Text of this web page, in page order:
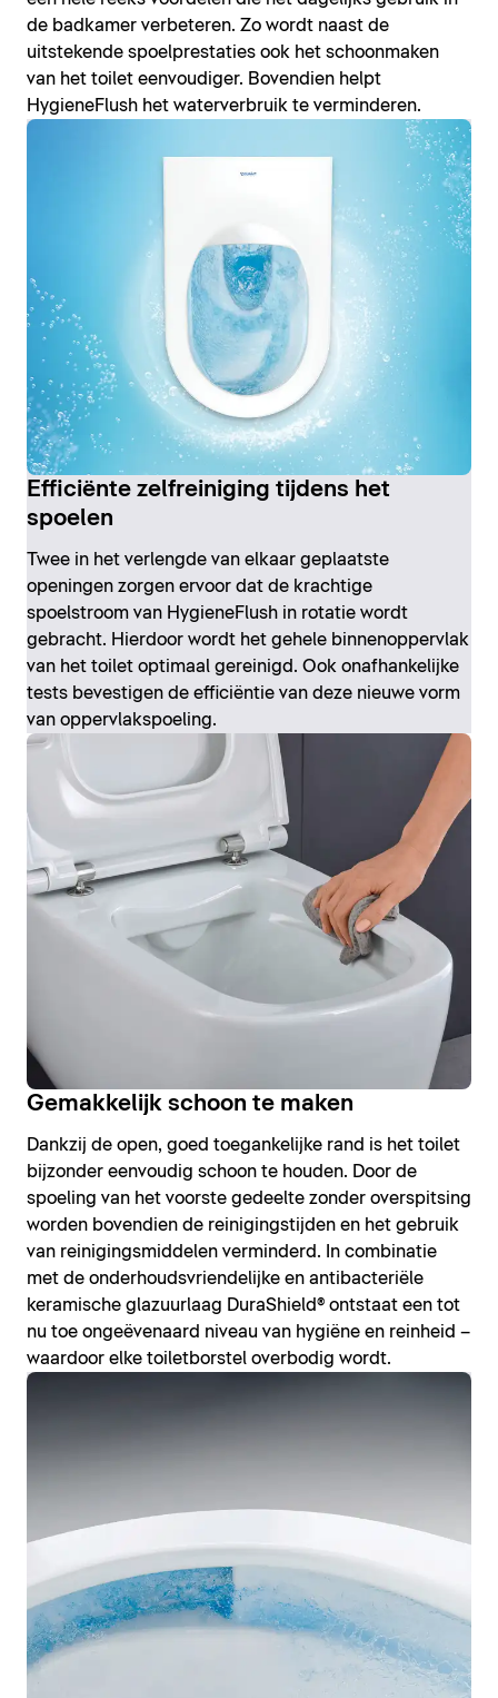
de badkamer verbeteren. Zo wordt naast de
uitstekende spoelprestaties ook het schoonmaken
van het toilet eenvoudiger. Bovendien helpt
HygieneFlush het waterverbruik te verminderen.
Efficiënte zelfreiniging tijdens het
spoelen
Twee in het verlengde van elkaar geplaatste
openingen zorgen ervoor dat de krachtige
spoelstroom van HygieneFlush in rotatie wordt
gebracht. Hierdoor wordt het gehele binnenoppervlak
van het toilet optimaal gereinigd. Ook onafhankelijke
tests bevestigen de efficiëntie van deze nieuwe vorm
van oppervlakspoeling.
Gemakkelijk schoon te maken
Dankzij de open, goed toegankelijke rand is het toilet
bijzonder eenvoudig schoon te houden. Door de
spoeling van het voorste gedeelte zonder overspitsing
worden bovendien de reinigingstijden en het gebruik
van reinigingsmiddelen verminderd. In combinatie
met de onderhoudsvriendelijke en antibacteriële
keramische glazuurlaag DuraShield® ontstaat een tot
nu toe ongeëvenaard niveau van hygiëne en reinheid –
waardoor elke toiletborstel overbodig wordt.